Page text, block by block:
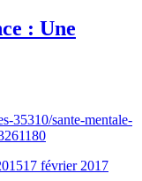
: Une
35310/sante-mentale-
17 février 2017